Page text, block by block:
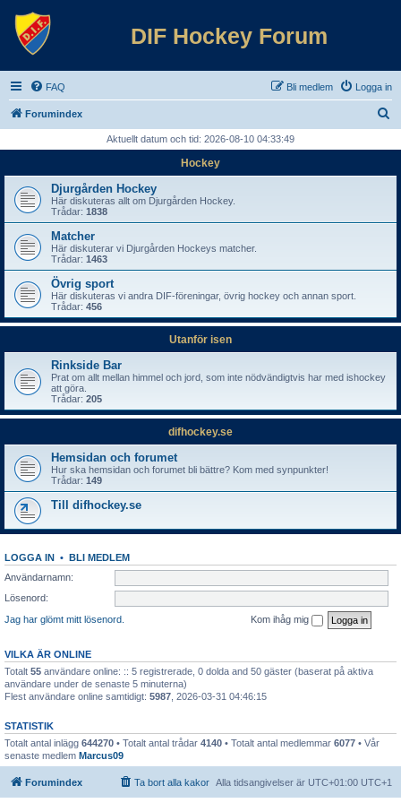
DIF Hockey Forum
FAQ Logga in
Bli medlem
Forumindex
Aktuellt datum och tid: 2026-08-10 04:33:49
Hockey
Djurgården Hockey
Här diskuteras allt om Djurgården Hockey.
Trådar: 1838
Matcher
Här diskuterar vi Djurgården Hockeys matcher.
Trådar: 1463
Övrig sport
Här diskuteras vi andra DIF-föreningar, övrig hockey och annan sport.
Trådar: 456
Utanför isen
Rinkside Bar
Prat om allt mellan himmel och jord, som inte nödvändigtvis har med ishockey
att göra.
Trådar: 205
difhockey.se
Hemsidan och forumet
Hur ska hemsidan och forumet bli bättre? Kom med synpunkter!
Trådar: 149
Till difhockey.se
LOGGA IN • BLI MEDLEM
Användarnamn:
Lösenord:
Jag har glömt mitt lösenord.
Kom ihåg mig
VILKA ÄR ONLINE
Totalt 55 användare online: :: 5 registrerade, 0 dolda and 50 gäster (baserat på aktiva
användare under de senaste 5 minuterna)
Flest användare online samtidigt: 5987 , 2026-03-31 04:46:15
STATISTIK
Totalt antal inlägg 644270 • Totalt antal trådar 4140 • Totalt antal medlemmar 6077 • Vår
senaste medlem Marcus09
Forumindex Alla tidsangivelser är UTC+01:00 UTC+1
Ta bort alla kakor